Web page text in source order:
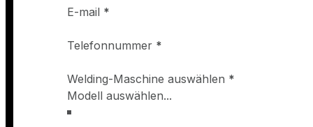
E-mail *
Telefonnummer *
Welding-Maschine auswählen *